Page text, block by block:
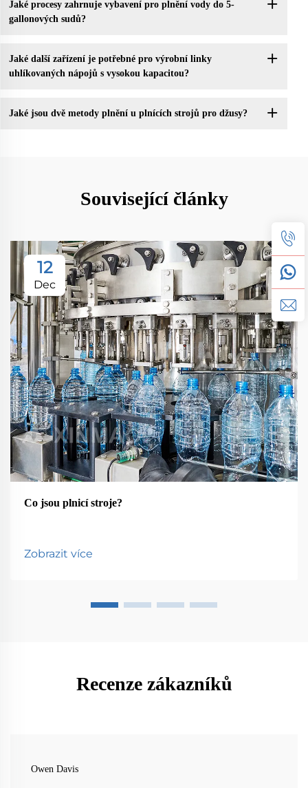
Jaké procesy zahrnuje vybavení pro plnění vody do 5-
gallonových sudů?
Jaké další zařízení je potřebné pro výrobní linky
uhlíkovaných nápojů s vysokou kapacitou?
Jaké jsou dvě metody plnění u plnících strojů pro džusy?
Související články
12
Dec
Co jsou plnicí stroje?
Zobrazit více
Recenze zákazníků
Owen Davis